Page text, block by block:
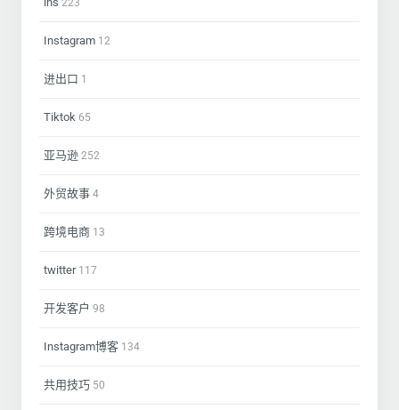
223
Instagram 12
进出口 1
Tiktok 65
亚马逊 252
外贸故事 4
跨境电商 13
twitter117
开发客户 98
Instagram博客 134
共用技巧 50